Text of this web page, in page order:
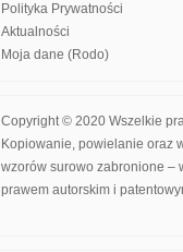
Polityka Prywatności
Aktualności
Moja dane (Rodo)
Copyright © 2020 Wszelkie
Kopiowanie, powielanie oraz
wzorów surowo zabronione –
prawem autorskim i